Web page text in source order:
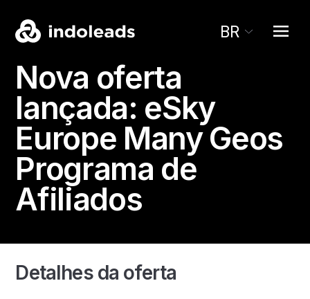
BR
Nova oferta
lançada: eSky
Europe Many Geos
Programa de
Afiliados
Detalhes da oferta